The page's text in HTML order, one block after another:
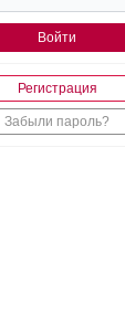
Регистрация
Забыли пароль?